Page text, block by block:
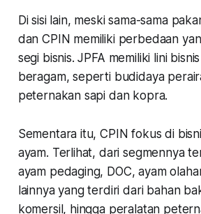
Di sisi lain, meski sama-sama
dan CPIN memiliki perbedaan
segi bisnis. JPFA memiliki lini
beragam, seperti budidaya
peternakan sapi dan kopra.
Sementara itu, CPIN fokus di
ayam. Terlihat, dari segmennya
ayam pedaging, DOC, ayam
lainnya yang terdiri dari bahan
komersil, hingga peralatan